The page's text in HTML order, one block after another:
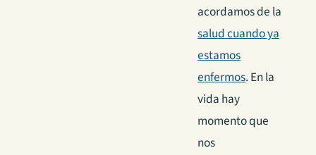
acordamos de la
salud cuando ya
estamos
enfermos. En la
vida hay
momento que
nos